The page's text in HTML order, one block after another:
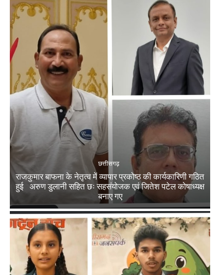
छत्तीसगढ़
राजकुमार बाफना के नेतृत्व में व्यापार प्रकोष्ठ की कार्यकारिणी गठित
हुई अरुण डुलानी सहित छः सहसंयोजक एवं जितेश पटेल कोषाध्यक्ष
बनाए गए